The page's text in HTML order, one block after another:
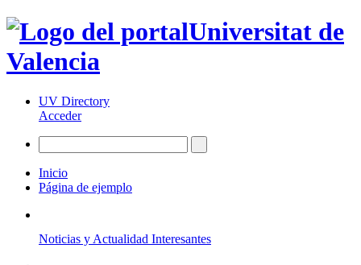
Universitat de
Valencia
UV Directory
Acceder
Inicio
Página de ejemplo
Noticias y Actualidad Interesantes